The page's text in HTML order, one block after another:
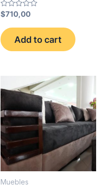
Rated
out
of
5
$710,00
Add to cart
Muebles